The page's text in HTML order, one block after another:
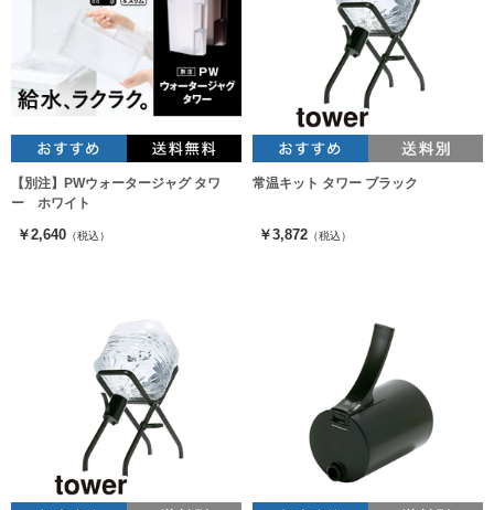
【別注】PWウォータージャグ タワ
ー ホワイト
￥2,640 （税込）
常温キット タワー ブラック
￥3,872 （税込）